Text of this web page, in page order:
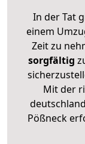
In der Tat
einem
Zeit zu
sorgfältig
Mit der
Pößneck